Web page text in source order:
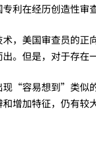
利在经历创造性
，美国审查员的
。但是，对于存在
现“容易想到”类似
增加特征，仍有较